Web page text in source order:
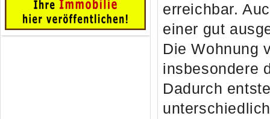
erreichbar.
einer gut
Die Wohnung
insbesondere
Dadurch